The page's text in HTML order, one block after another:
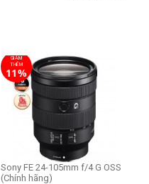
GIẢM
THÊM
11%
Sony FE 24-105mm f/4 G OSS
(Chính hãng)